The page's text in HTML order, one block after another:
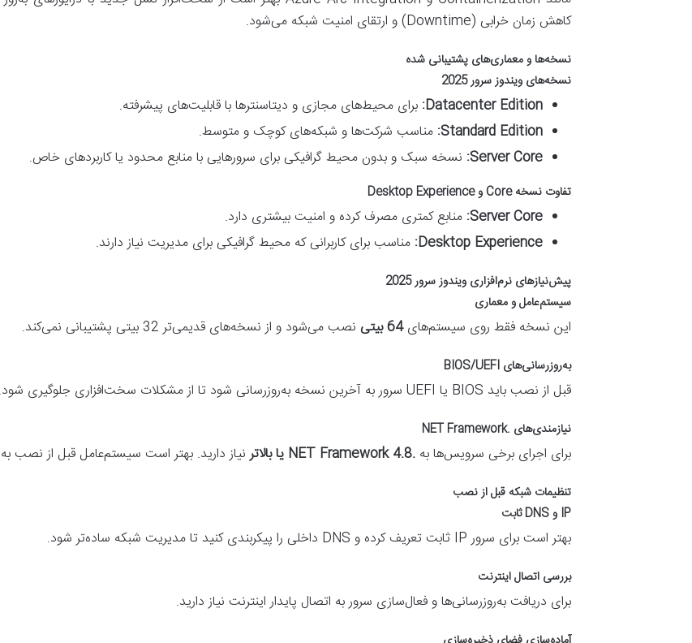
کاهش زمان خرابی (Downtime) و ارتقای امنیت شبکه می‌شود.
نسخه‌ها و معماری‌های پشتیبانی شده
نسخه‌های ویندوز سرور 2025
Datacenter Edition: برای محیط‌های مجازی و دیتاسنترها با قابلیت‌های پیشرفته.
Standard Edition: مناسب شرکت‌ها و شبکه‌های کوچک و متوسط.
Server Core: نسخه سبک و بدون محیط گرافیکی برای سرورهایی با منابع محدود یا کاربردهای خاص.
تفاوت نسخهCore وDesktop Experience
Server Core: منابع کمتری مصرف کرده و امنیت بیشتری دارد.
Desktop Experience: مناسب برای کاربرانی که محیط گرافیکی برای مدیریت نیاز دارند.
پیش‌نیازهای نرم‌افزاری ویندوز سرور 2025
سیستم‌عامل و معماری
این نسخه فقط روی سیستم‌های64 بیتی نصب می‌شود و از نسخه‌های قدیمی‌تر 32 بیتی پشتیبانی نمی‌کند .
به‌روزرسانی‌های BIOS/UEFI
قبل از نصب باید یا سرور به آخرین نسخه به‌روزرسانی شود تا از مشکلات سخت‌افزاری جلوگیری شود.
نیازمندی‌های .NET Framework
برای اجرای برخی سرویس‌ها به.NET Framework 4.8 یا بالاترنیاز دارید. بهتر است سیستم‌عامل قبل از نصب
تنظیمات شبکه قبل از نصب
IP وDNS ثابت
بهتر است برای سرورIP ثابت تعریف کرده و داخلی را پیکربندی کنید تا مدیریت شبکه ساده‌تر شود.
بررسی اتصال اینترنت
برای دریافت به‌روزرسانی‌ها و فعال‌سازی سرور به اتصال پایدار اینترنت نیاز دارید.